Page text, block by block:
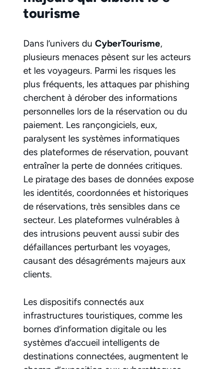
tourisme
Dans l’univers du CyberTourisme,
plusieurs menaces pèsent sur les acteurs
et les voyageurs. Parmi les risques les
plus fréquents, les attaques par phishing
cherchent à dérober des informations
personnelles lors de la réservation ou du
paiement. Les rançongiciels, eux,
paralysent les systèmes informatiques
des plateformes de réservation, pouvant
entraîner la perte de données critiques.
Le piratage des bases de données expose
les identités, coordonnées et historiques
de réservations, très sensibles dans ce
secteur. Les plateformes vulnérables à
des intrusions peuvent aussi subir des
défaillances perturbant les voyages,
causant des désagréments majeurs aux
clients.
Les dispositifs connectés aux
infrastructures touristiques, comme les
bornes d’information digitale ou les
systèmes d’accueil intelligents de
destinations connectées, augmentent le